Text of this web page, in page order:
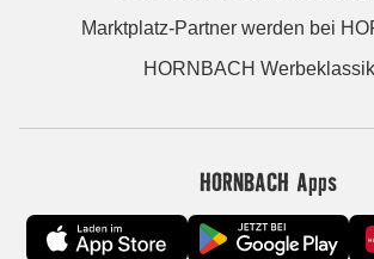
Marktplatz-Partner werden bei
HORNBACH
HORNBACH Apps